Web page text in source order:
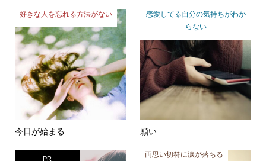
好きな人を忘れる方法がない
今日が始まる
恋愛してる自分の気持ちがわか
らない
願い
PR 両思い切符に涙が落ちる